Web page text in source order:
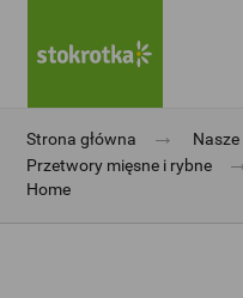
Strona główna →
Przetwory mięsne i rybne
Home